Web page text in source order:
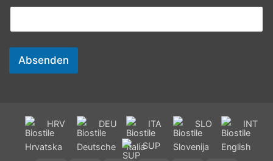
Absenden
HRV DEU ITA SLO INT
SUP